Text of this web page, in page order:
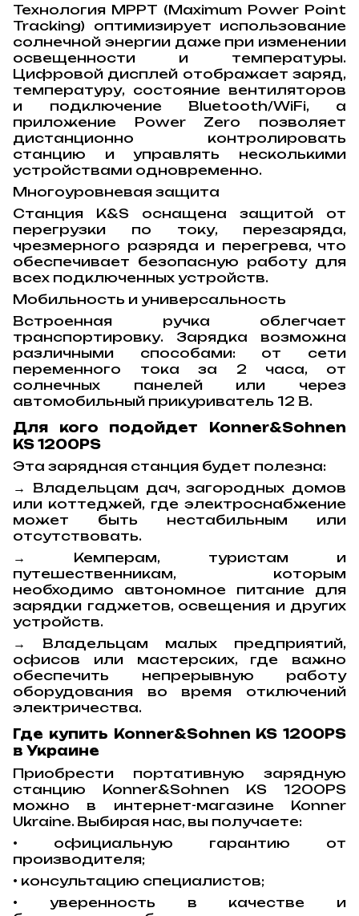
Технология MPPT (Maximum Power Point
Tracking) оптимизирует использование
солнечной энергии даже при изменении
освещенности и температуры.
Цифровой дисплей отображает заряд,
температуру, состояние вентиляторов
и подключение Bluetooth/WiFi, а
приложение Power Zero позволяет
дистанционно контролировать
станцию и управлять несколькими
устройствами одновременно.
Многоуровневая защита
Станция K&S оснащена защитой от
перегрузки по току, перезаряда,
чрезмерного разряда и перегрева, что
обеспечивает безопасную работу для
всех подключенных устройств.
Мобильность и универсальность
Встроенная ручка облегчает
транспортировку. Зарядка возможна
различными способами: от сети
переменного тока за 2 часа, от
солнечных панелей или через
автомобильный прикуриватель 12 В.
Для кого подойдет Konner&Sohnen
KS 1200PS
Эта зарядная станция будет полезна:
→ Владельцам дач, загородных домов
или коттеджей, где электроснабжение
может быть нестабильным или
отсутствовать.
→ Кемперам, туристам и
путешественникам, которым
необходимо автономное питание для
зарядки гаджетов, освещения и других
устройств.
→ Владельцам малых предприятий,
офисов или мастерских, где важно
обеспечить непрерывную работу
оборудования во время отключений
электричества.
Где купить Konner&Sohnen KS 1200PS
в Украине
Приобрести портативную зарядную
станцию Konner&Sohnen KS 1200PS
можно в интернет-магазине Konner
Ukraine. Выбирая нас, вы получаете:
• официальную гарантию от
производителя;
• консультацию специалистов;
• уверенность в качестве и